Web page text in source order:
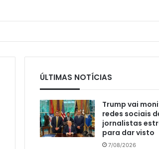
ÚLTIMAS NOTÍCIAS
Trump vai
redes sociais
jornalistas
para dar visto
7/08/2026